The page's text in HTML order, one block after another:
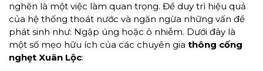
nghẽn là một việc làm quan trọng. Để duy trì hiệu quả
của hệ thống thoát nước và ngăn ngừa những vấn đề
phát sinh như: Ngập úng hoặc ô nhiễm. Dưới đây là
một số mẹo hữu ích của các chuyên gia thông cống
nghẹt Xuân Lộc: